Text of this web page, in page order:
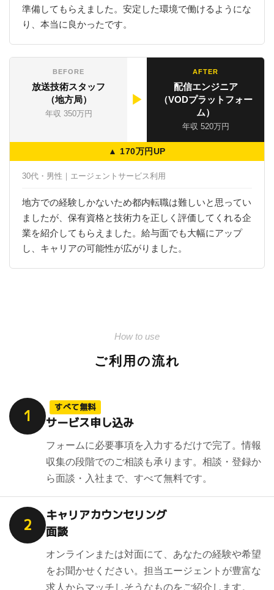
準備してもらえました。安定した環境で働けるようにな
り、本当に良かったです。
BEFORE
放送技術スタッフ
（地方局）
年収 350万円
▶
AFTER
配信エンジニア
（VODプラットフォー
ム）
年収 520万円
▲ 170万円UP
30代・男性｜エージェントサービス利用
地方での経験しかないため都内転職は難しいと思ってい
ましたが、保有資格と技術力を正しく評価してくれる企
業を紹介してもらえました。給与面でも大幅にアップ
し、キャリアの可能性が広がりました。
How to use
ご利用の流れ
1 すべて無料
サービス申し込み
フォームに必要事項を入力するだけで完了。情報
収集の段階でのご相談も承ります。相談・登録か
ら面談・入社まで、すべて無料です。
2
キャリアカウンセリング
面談
オンラインまたは対面にて、あなたの経験や希望
をお聞かせください。担当エージェントが豊富な
求人からマッチしそうなものをご紹介します。